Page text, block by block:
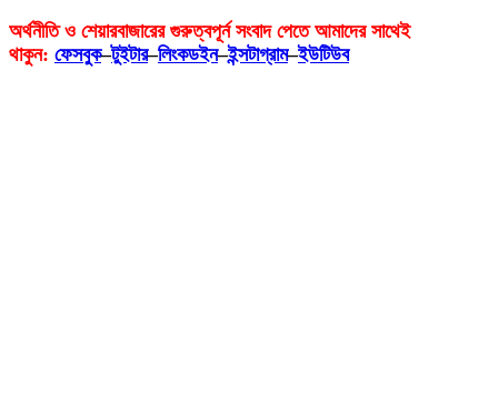
অর্থনীতি ও শেয়ারবাজারের গুরুত্বপূর্ন সংবাদ পেতে আমাদের সাথেই
থাকুন: ফেসবুক–টুইটার–লিংকডইন–ইন্সটাগ্রাম–ইউটিউব